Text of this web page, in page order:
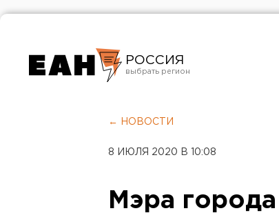
РОССИЯ
Челябинск
← НОВОСТИ
8 ИЮЛЯ 2020 В 10:08
Мэра